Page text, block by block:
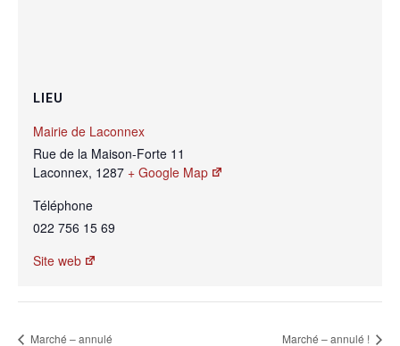
LIEU
Mairie de Laconnex
Rue de la Maison-Forte 11
Laconnex, 1287 + Google Map
Téléphone
022 756 15 69
Site web
Marché – annulé Marché – annulé !